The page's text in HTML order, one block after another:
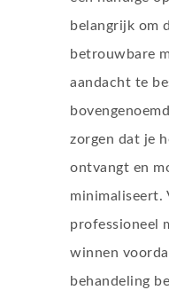
belangrijk om
betrouwbare
aandacht te
zorgen dat je
ontvangt en
minimaliseert.
professioneel
winnen
behandeling